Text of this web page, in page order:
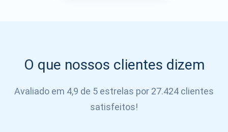
O que nossos clientes dizem
Avaliado em 4,9 de 5 estrelas por 27.424 clientes
satisfeitos!